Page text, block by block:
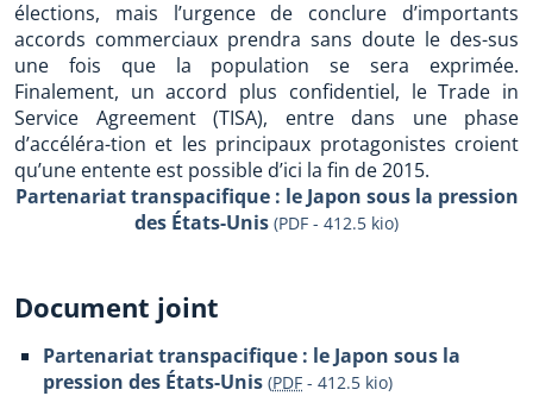
élections, mais l’urgence de conclure d’importants
accords commerciaux prendra sans doute le des-sus
une fois que la population se sera exprimée.
Finalement, un accord plus confidentiel, le Trade in
Service Agreement (TISA), entre dans une phase
d’accéléra-tion et les principaux protagonistes croient
qu’une entente est possible d’ici la fin de 2015.
Partenariat transpacifique : le Japon sous la pression
des États-Unis (PDF - 412.5 kio)
Document joint
Partenariat transpacifique : le Japon sous la
pression des États-Unis (PDF - 412.5 kio)